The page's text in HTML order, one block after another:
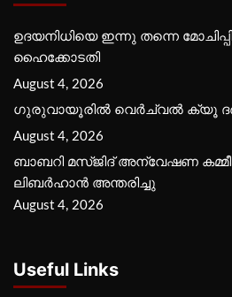
ഉദയനിധിയെ ഇന്നു തന്നെ
ഹൈക്കോടതി
August 4, 2026
ഗുരുവായൂരില്‍ വെര്‍ച്വല്‍ ക്യൂ
August 4, 2026
ബാബറി മസ്ജിദ് അന്വേഷണ
ലിബര്‍ഹാന്‍ അന്തരിച്ചു
August 4, 2026
Useful Links